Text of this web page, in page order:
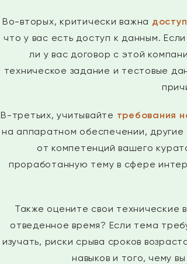
Во-вторых, критически важна
что у вас есть доступ к данным.
ли у вас договор с этой
техническое задание и тестовые
В-третьих, учитывайте требования
на аппаратном обеспечении,
от компетенций вашего
проработанную тему в сфере
Также оцените свои технические
отведенное время? Если тема
изучать, риски срыва сроков
навыков и того, чему